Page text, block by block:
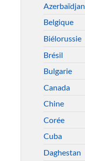
Azerbaïdjan
Belgique
Biélorussie
Brésil
Bulgarie
Canada
Chine
Corée
Cuba
Daghestan